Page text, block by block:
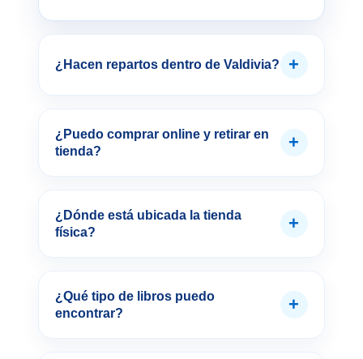
¿Hacen repartos dentro de Valdivia? +
¿Puedo comprar online y retirar en
tienda?
+
¿Dónde está ubicada la tienda
física?
+
¿Qué tipo de libros puedo
encontrar?
+